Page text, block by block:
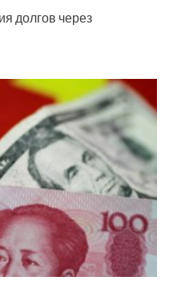
долгов через